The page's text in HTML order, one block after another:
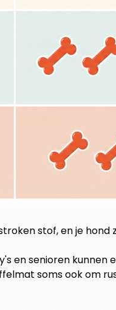
stof, en je hond
en senioren kunnen
soms ook om